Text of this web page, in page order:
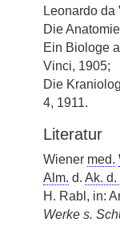
Leonardo da
Die
Ein Biologe
Vinci, 1905;
Die
4, 1911.
Literatur
Wiener med.
Alm. d. Ak. d.
H. Rabl, in:
Werke s.